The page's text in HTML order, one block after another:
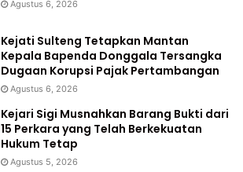
Agustus 6, 2026
Kejati Sulteng Tetapkan Mantan
Kepala Bapenda Donggala Tersangka
Dugaan Korupsi Pajak Pertambangan
Agustus 6, 2026
Kejari Sigi Musnahkan Barang Bukti dari
15 Perkara yang Telah Berkekuatan
Hukum Tetap
Agustus 5, 2026